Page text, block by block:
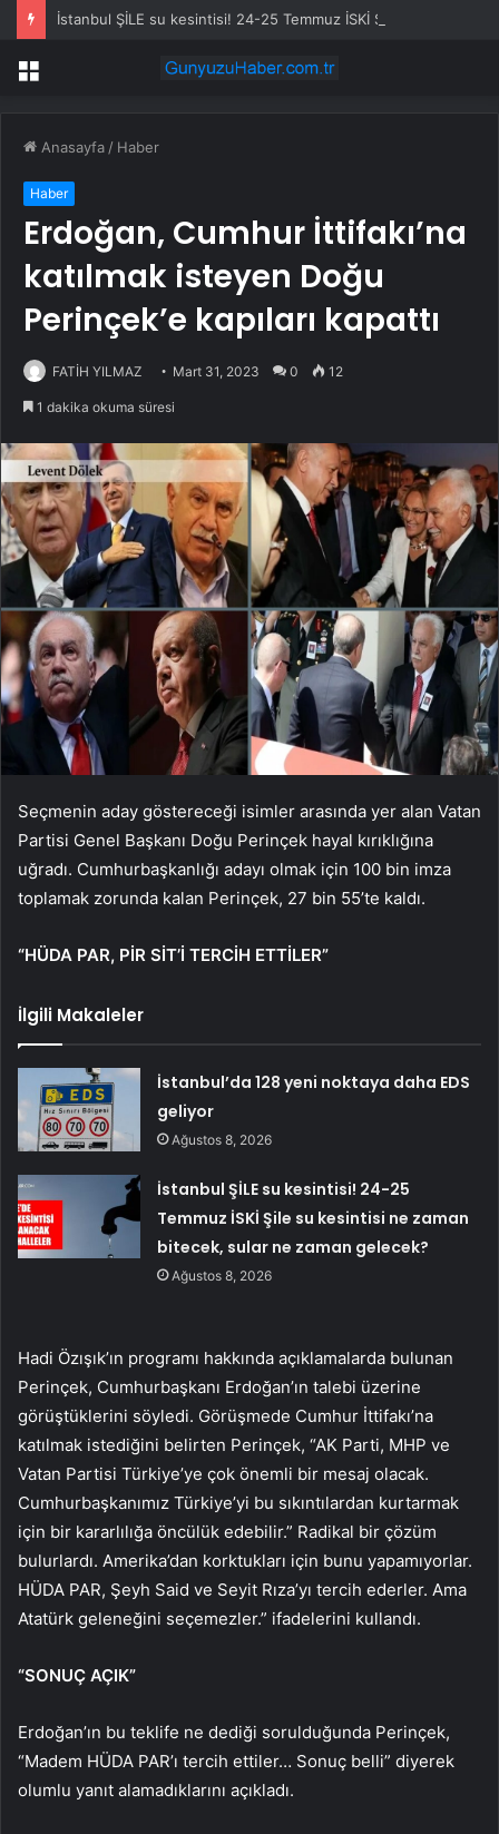
Menü
Anasayfa / Haber
Haber
Erdoğan, Cumhur İttifakı’na
katılmak isteyen Doğu
Perinçek’e kapıları kapattı
FATİH YILMAZ Mart 31, 2023 0 12
1 dakika okuma süresi
Seçmenin aday göstereceği isimler arasında yer alan Vatan
Partisi Genel Başkanı Doğu Perinçek hayal kırıklığına
uğradı. Cumhurbaşkanlığı adayı olmak için 100 bin imza
toplamak zorunda kalan Perinçek, 27 bin 55’te kaldı.
“HÜDA PAR, PİR SİT’İ TERCİH ETTİLER”
İlgili Makaleler
İstanbul’da 128 yeni noktaya daha EDS
geliyor
Ağustos 8, 2026
İstanbul ŞİLE su kesintisi! 24-25
Temmuz İSKİ Şile su kesintisi ne zaman
bitecek, sular ne zaman gelecek?
Ağustos 8, 2026
Hadi Özışık’ın programı hakkında açıklamalarda bulunan
Perinçek, Cumhurbaşkanı Erdoğan’ın talebi üzerine
görüştüklerini söyledi. Görüşmede Cumhur İttifakı’na
katılmak istediğini belirten Perinçek, “AK Parti, MHP ve
Vatan Partisi Türkiye’ye çok önemli bir mesaj olacak.
Cumhurbaşkanımız Türkiye’yi bu sıkıntılardan kurtarmak
için bir kararlılığa öncülük edebilir.” Radikal bir çözüm
bulurlardı. Amerika’dan korktukları için bunu yapamıyorlar.
HÜDA PAR, Şeyh Said ve Seyit Rıza’yı tercih ederler. Ama
Atatürk geleneğini seçemezler.” ifadelerini kullandı.
“SONUÇ AÇIK”
Erdoğan’ın bu teklife ne dediği sorulduğunda Perinçek,
“Madem HÜDA PAR’ı tercih ettiler… Sonuç belli” diyerek
olumlu yanıt alamadıklarını açıkladı.